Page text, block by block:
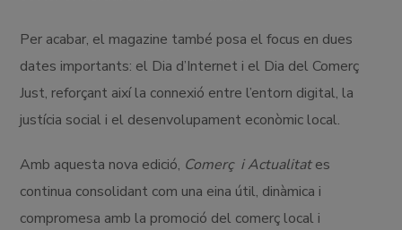
Per acabar, el magazine també posa el focus en dues
dates importants: el Dia d’Internet i el Dia del Comerç
Just, reforçant així la connexió entre l’entorn digital, la
justícia social i el desenvolupament econòmic local.
Amb aquesta nova edició, Comerç i Actualitates
continua consolidant com una eina útil, dinàmica i
compromesa amb la promoció del comerç local i